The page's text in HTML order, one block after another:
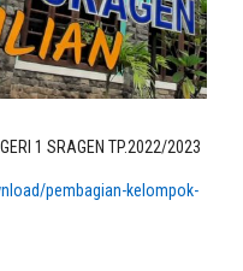
1 SRAGEN TP.2022/2023
pembagian-kelompok-